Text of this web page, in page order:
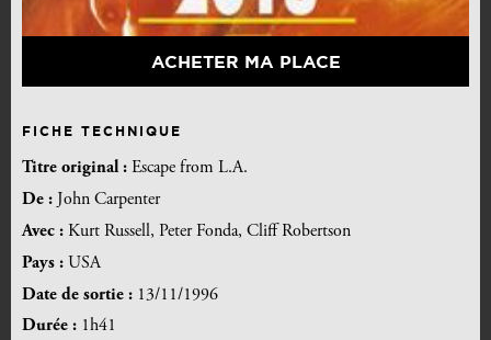
ACHETER MA PLACE
FICHE TECHNIQUE
Titre original : Escape from L.A.
De : John Carpenter
Avec : Kurt Russell, Peter Fonda, Cliff Robertson
Pays : USA
Date de sortie : 13/11/1996
Durée : 1h41